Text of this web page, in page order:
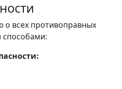
всех противоправных